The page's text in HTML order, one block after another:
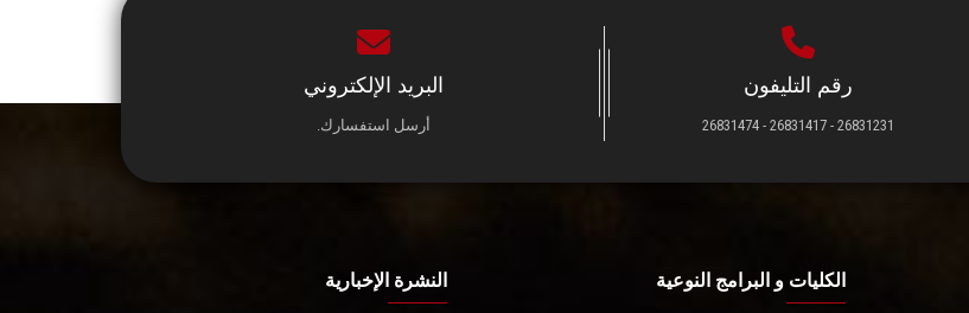
رقم التليفون
26831231 - 26831417 - 26831474
البريد الإلكتروني
أرسل استفسارك.
الكليات و البرامج النوعية النشرة الإخبارية